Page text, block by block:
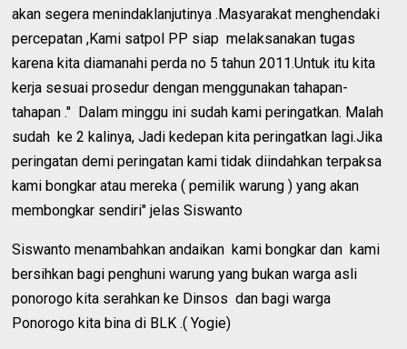
akan segera menindaklanjutinya .Masyarakat menghendaki
percepatan ,Kami satpol PP siap melaksanakan tugas
karena kita diamanahi perda no 5 tahun 2011.Untuk itu kita
kerja sesuai prosedur dengan menggunakan tahapan-
tahapan ." Dalam minggu ini sudah kami peringatkan. Malah
sudah ke 2 kalinya, Jadi kedepan kita peringatkan lagi.Jika
peringatan demi peringatan kami tidak diindahkan terpaksa
kami bongkar atau mereka ( pemilik warung ) yang akan
membongkar sendiri" jelas Siswanto
Siswanto menambahkan andaikan kami bongkar dan kami
bersihkan bagi penghuni warung yang bukan warga asli
ponorogo kita serahkan ke Dinsos dan bagi warga
Ponorogo kita bina di BLK .( Yogie)